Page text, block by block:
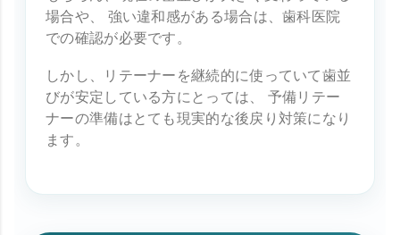
場合や、 強い違和感がある場合は、歯科医院
での確認が必要です。
しかし、リテーナーを継続的に使っていて歯並
びが安定している方にとっては、 予備リテー
ナーの準備はとても現実的な後戻り対策になり
ます。